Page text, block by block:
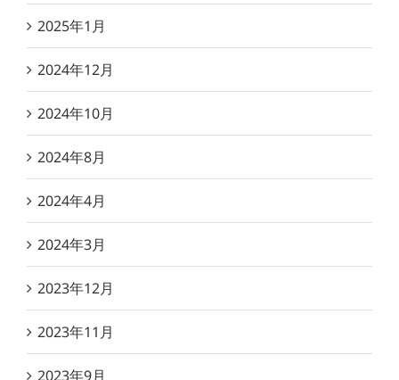
2025年1月
2024年12月
2024年10月
2024年8月
2024年4月
2024年3月
2023年12月
2023年11月
2023年9月